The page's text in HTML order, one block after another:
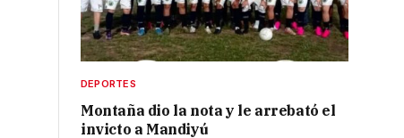
DEPORTES
Montaña dio la nota y le arrebató el
invicto a Mandiyú